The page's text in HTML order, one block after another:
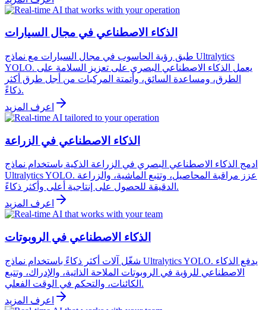
الذكاء الاصطناعي في مجال السيارات
طبق رؤية الحاسوب في مجال السيارات مع نماذج Ultralytics
YOLO. يعمل الذكاء الاصطناعي البصري على تعزيز السلامة على
الطرق، ومساعدة السائق، وأتمتة المركبات من أجل طرق أكثر
ذكاءً.
اعرف المزيد
الذكاء الاصطناعي في الزراعة
ادمج الذكاء الاصطناعي البصري في الزراعة الذكية باستخدام نماذج
Ultralytics YOLO. عزز مراقبة المحاصيل، وتتبع الماشية، والزراعة
الدقيقة للحصول على إنتاجية أعلى وأكثر ذكاءً.
اعرف المزيد
الذكاء الاصطناعي في الروبوتات
شغّل آلات أكثر ذكاءً باستخدام نماذج Ultralytics YOLO. يدفع الذكاء
الاصطناعي للرؤية في الروبوتات الملاحة الذاتية، والإدراك، وتتبع
الكائنات، والتحكم في الوقت الفعلي.
اعرف المزيد